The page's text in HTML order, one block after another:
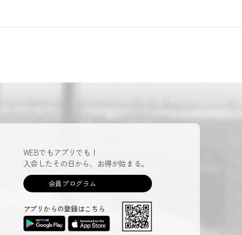
WEBでもアプリでも！
入会したその日から、お得が始まる。
会員プログラム
アプリからの登録はこちら